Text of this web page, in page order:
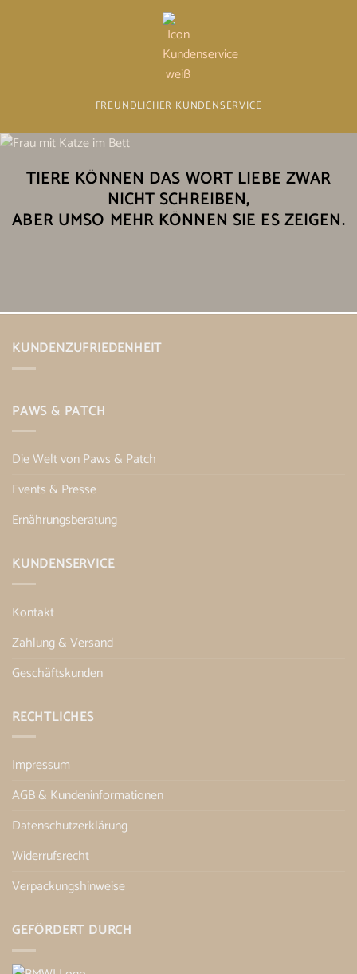
FREUNDLICHER KUNDENSERVICE
TIERE KÖNNEN DAS WORT LIEBE ZWAR
NICHT SCHREIBEN,
ABER UMSO MEHR KÖNNEN SIE ES ZEIGEN.
KUNDENZUFRIEDENHEIT
PAWS & PATCH
Die Welt von Paws & Patch
Events & Presse
Ernährungsberatung
KUNDENSERVICE
Kontakt
Zahlung & Versand
Geschäftskunden
RECHTLICHES
Impressum
AGB & Kundeninformationen
Datenschutzerklärung
Widerrufsrecht
Verpackungshinweise
GEFÖRDERT DURCH